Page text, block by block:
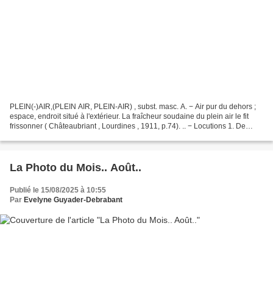
PLEIN(-)AIR,(PLEIN AIR, PLEIN-AIR) , subst. masc. A. − Air pur du dehors ;
espace, endroit situé à l'extérieur. La fraîcheur soudaine du plein air le fit
frissonner ( Châteaubriant , Lourdines , 1911, p.74). .. − Locutions 1. De
La Photo du Mois.. Août..
Publié le 15/08/2025 à 10:55
Par Evelyne Guyader-Debrabant